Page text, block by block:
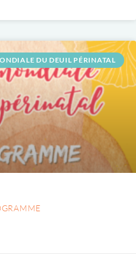
DU DEUIL PÉRINATAL